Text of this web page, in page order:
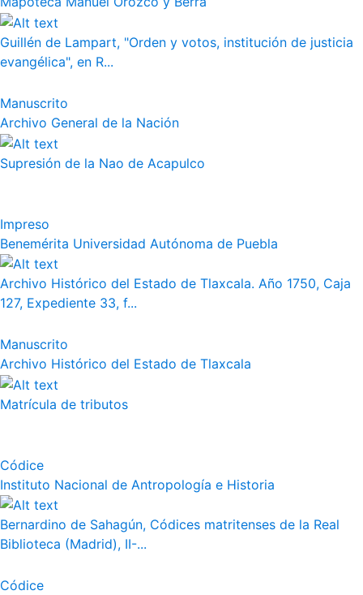
Guillén de Lampart, "Orden y votos, institución de justicia
evangélica", en R...
Manuscrito
Archivo General de la Nación
Supresión de la Nao de Acapulco
Impreso
Benemérita Universidad Autónoma de Puebla
Archivo Histórico del Estado de Tlaxcala. Año 1750, Caja
127, Expediente 33, f...
Manuscrito
Archivo Histórico del Estado de Tlaxcala
Matrícula de tributos
Códice
Instituto Nacional de Antropología e Historia
Bernardino de Sahagún, Códices matritenses de la Real
Biblioteca (Madrid), II-...
Códice